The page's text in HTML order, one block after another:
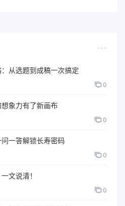
从选题到成稿一次搞定
0
象力有了新画布
0
一答解锁长寿密码
0
文说清！
0